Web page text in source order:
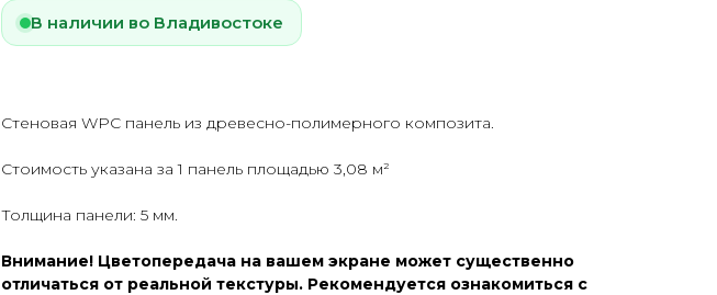
В наличии во Владивостоке
Стеновая WPC панель из древесно-полимерного композита.
Стоимость указана за 1 панель площадью 3,08 м²
Толщина панели: 5 мм.
Внимание! Цветопередача на вашем экране может существенно
отличаться от реальной текстуры. Рекомендуется ознакомиться с